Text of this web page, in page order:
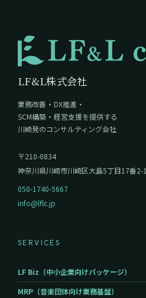
LF&L株式会社
業務改善・DX推進・
SCM構築・経営支援を提供する
川崎発のコンサルティング会社
〒210-0834
神奈川県川崎市川崎区大島5丁目17番2-1
050-1740-5667
info@lflc.jp
SERVICES
LF Biz（中小企業向けパッケージ）
MRP（音楽団体向け業務基盤）